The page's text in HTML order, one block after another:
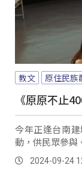
教文 原住民族
《原原不止
今年正逢台南
動，供民眾參與
2024-09-24